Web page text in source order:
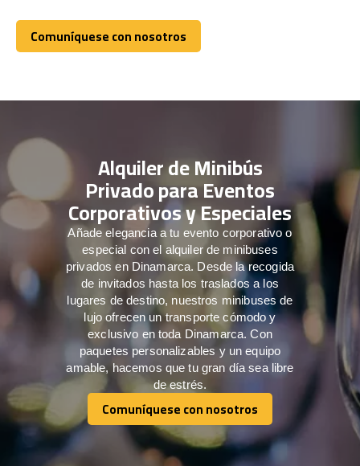
Comuníquese con nosotros
Comuníquese con nosotros
Alquiler de Minibús
Privado para Eventos
Corporativos y Especiales
Añade elegancia a tu evento corporativo o
especial con el alquiler de minibuses
privados en Dinamarca. Desde la recogida
de invitados hasta los traslados a los
lugares de destino, nuestros minibuses de
lujo ofrecen un transporte cómodo y
exclusivo en toda Dinamarca. Con
paquetes personalizables y un equipo
amable, hacemos que tu gran día sea libre
de estrés.
Comuníquese con nosotros
Comuníquese con nosotros